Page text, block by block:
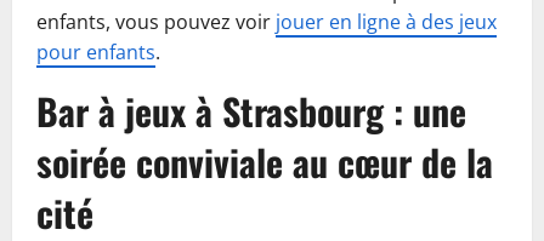
enfants, vous pouvez voir jouer en ligne à des jeux
pour enfants.
Bar à jeux à Strasbourg : une
soirée conviviale au cœur de la
cité